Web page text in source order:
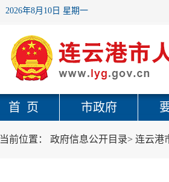
2026年8月10日 星期一
首 页 市政府
当前位置： 政府信息公开目录> 连云港